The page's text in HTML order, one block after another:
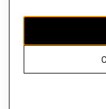
propiedad de H&M